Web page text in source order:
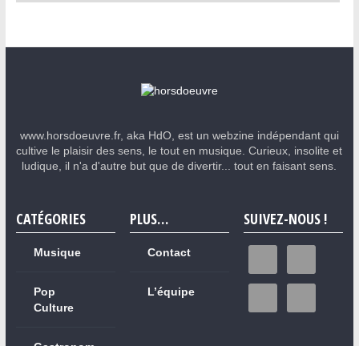
www.horsdoeuvre.fr, aka HdO, est un webzine indépendant qui
cultive le plaisir des sens, le tout en musique. Curieux, insolite et
ludique, il n'a d'autre but que de divertir... tout en faisant sens.
CATÉGORIES
Musique
Pop
Culture
PLUS…
Contact
L’équipe
SUIVEZ-NOUS !